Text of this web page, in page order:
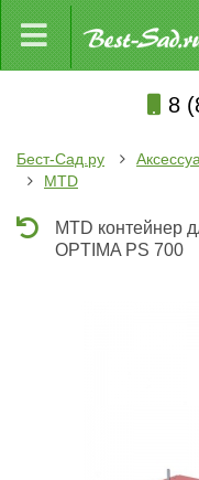
8
Бест-Сад.ру
MTD
MTD контейнер
OPTIMA PS 700